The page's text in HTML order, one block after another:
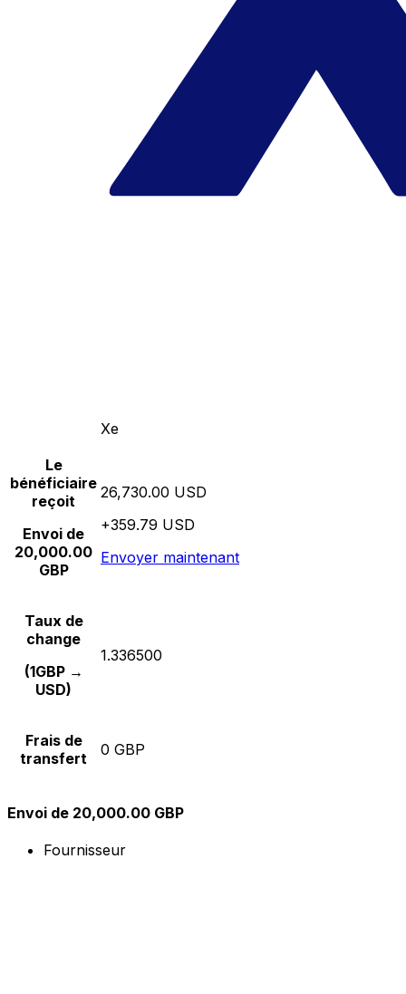
Xe
Le
bénéficiaire
reçoit
Envoi de
20,000.00
GBP
26,730.00 USD
+359.79 USD
Envoyer maintenant
Taux de
change
(1GBP →
USD)
1.336500
Frais de
transfert
0 GBP
Envoi de 20,000.00 GBP
Fournisseur